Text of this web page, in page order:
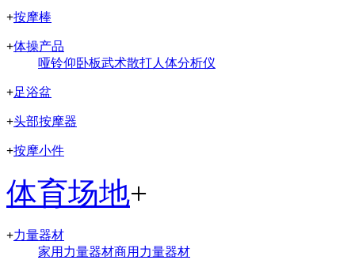
+按摩棒
+体操产品
哑铃仰卧板武术散打人体分析仪
+足浴盆
+头部按摩器
+按摩小件
体育场地+
+力量器材
家用力量器材商用力量器材